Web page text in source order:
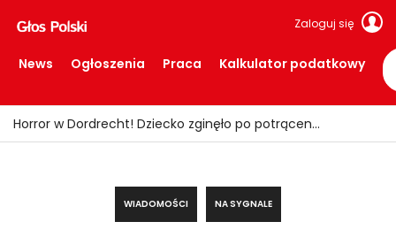
Zaloguj się
News Ogłoszenia Praca Kalkulator podatkowy
Fałszywi policjanci okradali seniorów! Wpadli z łupem i podrobionymi mundurami
WIADOMOŚCI NA SYGNALE